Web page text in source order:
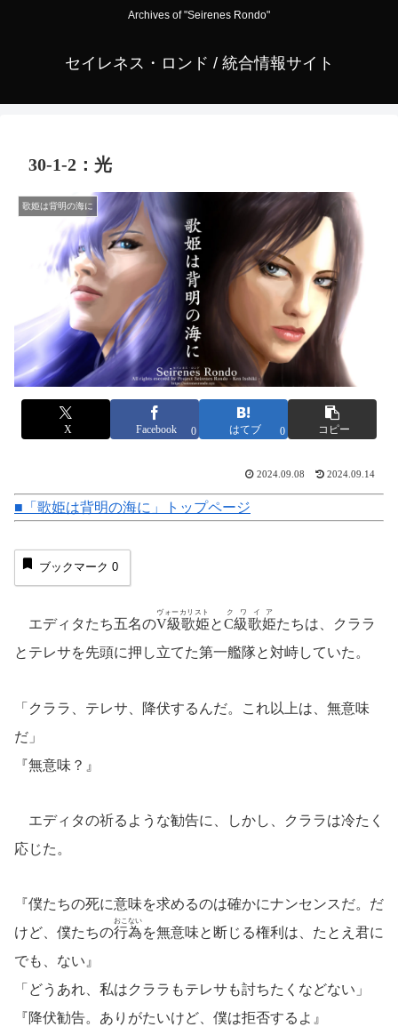
Archives of "Seirenes Rondo"
セイレネス・ロンド / 統合情報サイト
30-1-2：光
歌姫は背明の海に
X Facebook 0 はてブ 0 コピー
2024.09.08 2024.09.14
■「歌姫は背明の海に」トップページ
ブックマーク 0
エディタたち五名のV級歌姫
ヴォーカリスト
とC級歌姫
クワイア
たちは、クララ
とテレサを先頭に押し立てた第一艦隊と対峙していた。
「クララ、テレサ、降伏するんだ。これ以上は、無意味
だ」
『無意味？』
エディタの祈るような勧告に、しかし、クララは冷たく
応じた。
『僕たちの死に意味を求めるのは確かにナンセンスだ。だ
けど、僕たちの行為
おこない
を無意味と断じる権利は、たとえ君に
でも、ない』
「どうあれ、私はクララもテレサも討ちたくなどない」
『降伏勧告。ありがたいけど、僕は拒否するよ』